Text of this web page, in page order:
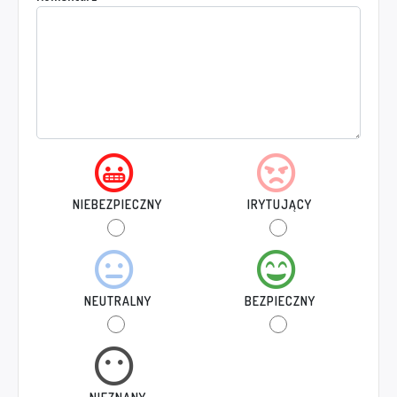
NIEBEZPIECZNY IRYTUJĄCY
NEUTRALNY BEZPIECZNY